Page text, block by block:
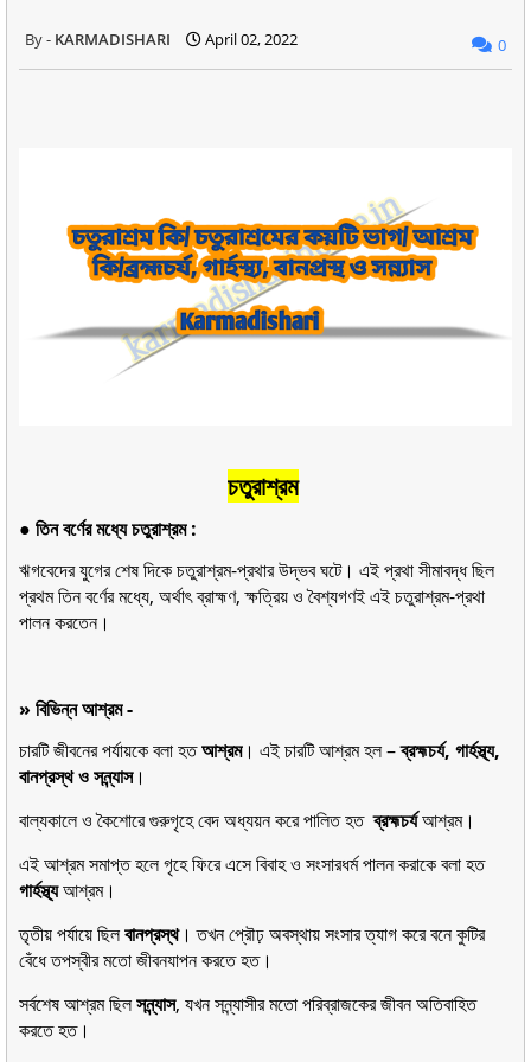
KARMADISHARI April 02, 2022 0
চতুরাশ্রম
● তিন বর্ণের মধ্যে চতুরাশ্রম :
ঋগবেদের যুগের শেষ দিকে চতুরাশ্রম-প্রথার উদ্ভব ঘটে। এই প্রথা সীমাবদ্ধ ছিল
প্রথম তিন বর্ণের মধ্যে, অর্থাৎ ব্রাহ্মণ, ক্ষত্রিয় ও বৈশ্যগণই এই চতুরাশ্রম-প্রথা
পালন করতেন।
» বিভিন্ন আশ্রম -
চারটি জীবনের পর্যায়কে বলা হতআশ্রম। এই চারটি আশ্রম হল –ব্রহ্মচর্য, গার্হস্থ্য,
বানপ্রস্থ ও সন্ন্যাস।
বাল্যকালে ও কৈশোরে গুরুগৃহে বেদ অধ্যয়ন করে পালিত হতব্রহ্মচর্যআশ্রম।
এই আশ্রম সমাপ্ত হলে গৃহে ফিরে এসে বিবাহ ও সংসারধর্ম পালন করাকে বলা হত
গার্হস্থ্যআশ্রম।
তৃতীয় পর্যায়ে ছিলবানপ্রস্থ। তখন প্রৌঢ় অবস্থায় সংসার ত্যাগ করে বনে কুটির
বেঁধে তপস্বীর মতো জীবনযাপন করতে হত।
সর্বশেষ আশ্রম ছিলসন্ন্যাস, যখন সন্ন্যাসীর মতো পরিব্রাজকের জীবন অতিবাহিত
করতে হত।